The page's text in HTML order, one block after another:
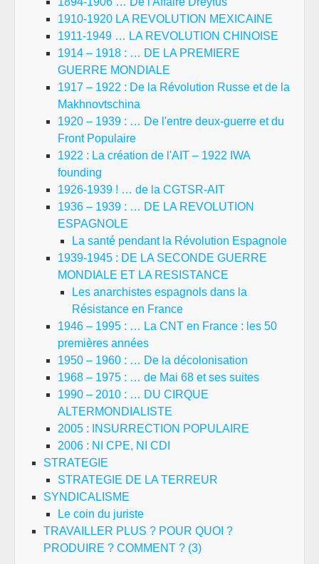
1910-1920 LA REVOLUTION MEXICAINE
1911-1949 … LA REVOLUTION CHINOISE
1914 – 1918 : … DE LA PREMIERE
GUERRE MONDIALE
1917 – 1922 : De la Révolution Russe et de la
Makhnovtschina
1920 – 1939 : … De l'entre deux-guerre et du
Front Populaire
1922 : La création de l'AIT – 1922 IWA
founding
1926-1939 ! … de la CGTSR-AIT
1936 – 1939 : … DE LA REVOLUTION
ESPAGNOLE
La santé pendant la Révolution Espagnole
1939-1945 : DE LA SECONDE GUERRE
MONDIALE ET LA RESISTANCE
Les anarchistes espagnols dans la
Résistance en France
1946 – 1995 : … La CNT en France : les 50
premières années
1950 – 1960 : … De la décolonisation
1968 – 1975 : … de Mai 68 et ses suites
1990 – 2010 : … DU CIRQUE
ALTERMONDIALISTE
2005 : INSURRECTION POPULAIRE
2006 : NI CPE, NI CDI
STRATEGIE
STRATEGIE DE LA TERREUR
SYNDICALISME
Le coin du juriste
TRAVAILLER PLUS ? POUR QUOI ?
PRODUIRE ? COMMENT ? (3)